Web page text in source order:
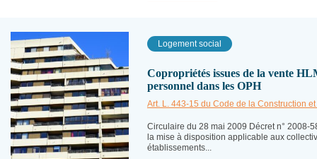
Logement social
Copropriétés issues de la vente
personnel dans les OPH
Art. L. 443-15 du Code de la Construction
Circulaire du 28 mai 2009 Décret n° 2008-
la mise à disposition applicable aux
établissements...